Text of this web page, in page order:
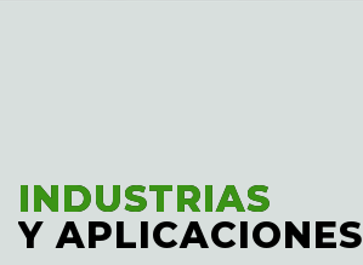
INDUSTRIAS
Y APLICACIONES
INDUSTRIAS
Y APLICACIONES